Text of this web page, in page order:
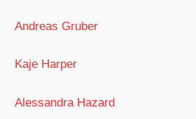
Andreas Gruber
Kaje Harper
Alessandra Hazard